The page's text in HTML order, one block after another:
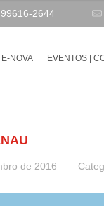
2644
NOVA EVENTOS |
de 2016